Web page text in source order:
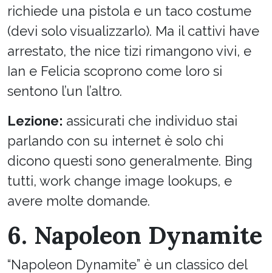
richiede una pistola e un taco costume
(devi solo visualizzarlo). Ma il cattivi have
arrestato, the nice tizi rimangono vivi, e
Ian e Felicia scoprono come loro si
sentono l’un l’altro.
Lezione: assicurati che individuo stai
parlando con su internet è solo chi
dicono questi sono generalmente. Bing
tutti, work change image lookups, e
avere molte domande.
6. Napoleon Dynamite
“Napoleon Dynamite” è un classico del